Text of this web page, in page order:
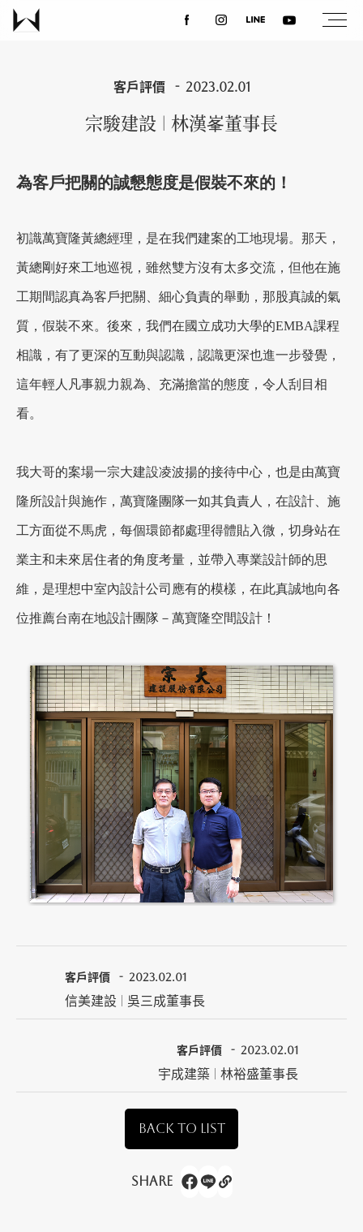
最新消息
設計案例
課程講座
優惠活動
聯絡我們
客戶評價 2023.02.01
宗駿建設 | 林漢峯董事長
為客戶把關的誠懇態度是假裝不來的！
初識萬寶隆黃總經理，是在我們建案的工地現場。那天，
黃總剛好來工地巡視，雖然雙方沒有太多交流，但他在施
工期間認真為客戶把關、細心負責的舉動，那股真誠的氣
質，假裝不來。後來，我們在國立成功大學的EMBA課程
相識，有了更深的互動與認識，認識更深也進一步發覺，
這年輕人凡事親力親為、充滿擔當的態度，令人刮目相
看。
我大哥的案場一宗大建設凌波揚的接待中心，也是由萬寶
隆所設計與施作，萬寶隆團隊一如其負責人，在設計、施
工方面從不馬虎，每個環節都處理得體貼入微，切身站在
業主和未來居住者的角度考量，並帶入專業設計師的思
維，是理想中室內設計公司應有的模樣，在此真誠地向各
位推薦台南在地設計團隊－萬寶隆空間設計！
客戶評價 2023.02.01
信美建設 | 吳三成董事長
客戶評價 2023.02.01
宇成建築 | 林裕盛董事長
BACK TO LIST
Share